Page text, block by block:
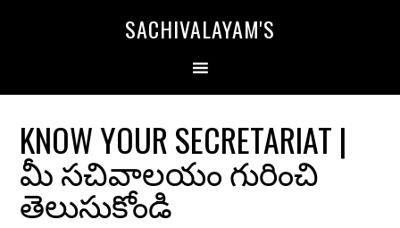
SACHIVALAYAM'S
KNOW YOUR SECRETARIAT |
మీ సచివాలయం గురించి
తెలుసుకోండి